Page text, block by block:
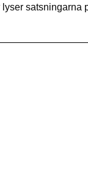
satsningarna